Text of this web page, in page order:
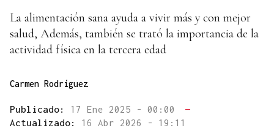
La alimentación sana ayuda a vivir más y con mejor
salud, Además, también se trató la importancia de la
actividad física en la tercera edad
Carmen Rodríguez
Publicado: 17 Ene 2025 - 00:00
—
Actualizado: 16 Abr 2026 - 19:11